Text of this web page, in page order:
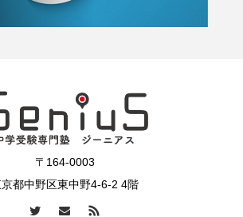
〒164-0003
都中野区東中野4-6-2 4階